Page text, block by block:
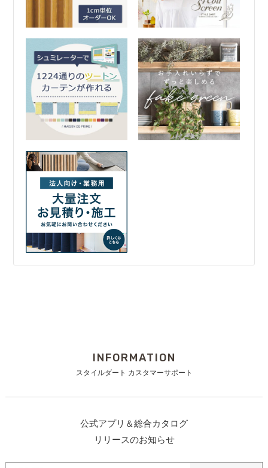
INFORMATION
スタイルダート カスタマーサポート
公式アプリ＆総合カタログ
リリースのお知らせ